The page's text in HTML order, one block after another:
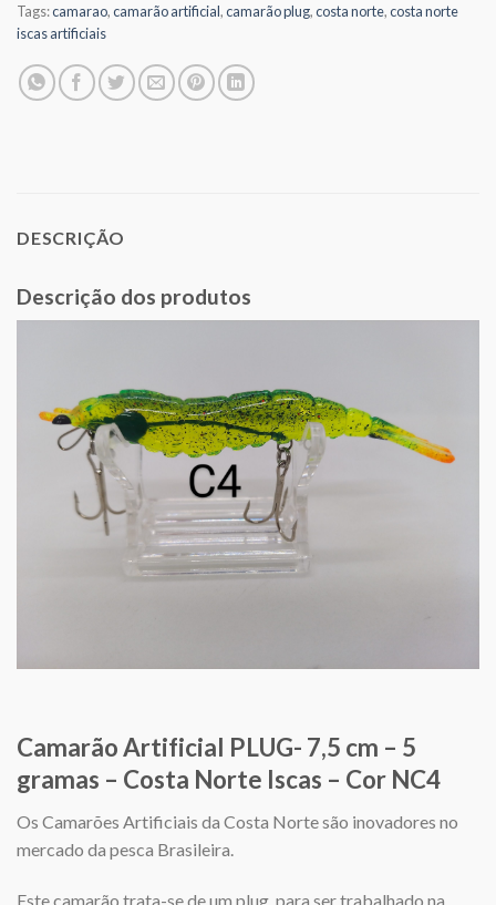
Tags:camarao,camarão artificial,camarão plug,costa norte,costa norte
iscas artificiais
DESCRIÇÃO
Descrição dos produtos
Camarão Artificial PLUG- 7,5 cm – 5
gramas – Costa Norte Iscas – Cor NC4
Os Camarões Artificiais da Costa Norte são inovadores no
mercado da pesca Brasileira.
Este camarão trata-se de um plug, para ser trabalhado na